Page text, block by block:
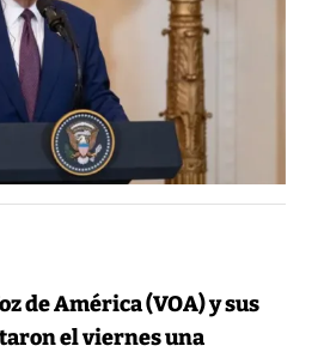
de América (VOA) y sus
el viernes una